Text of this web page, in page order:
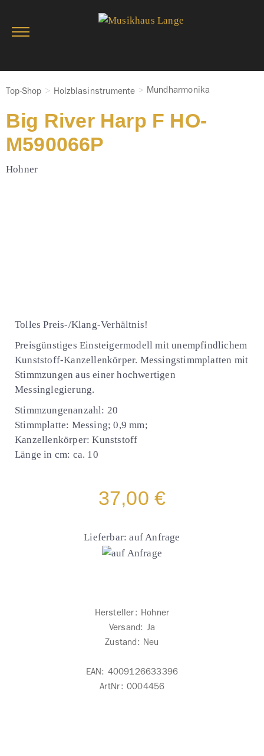
Top-Shop Holzblasinstrumente Mundharmonika
Big River Harp F HO-
M590066P
Hohner
Tolles Preis-/Klang-Verhältnis!
Preisgünstiges Einsteigermodell mit unempfindlichem
Kunststoff-Kanzellenkörper. Messingstimmplatten mit
Stimmzungen aus einer hochwertigen
Messinglegierung.
Stimmzungenanzahl: 20
Stimmplatte: Messing; 0,9 mm;
Kanzellenkörper: Kunststoff
Länge in cm: ca. 10
37,00 €
Lieferbar: auf Anfrage
Hersteller: Hohner
Versand: Ja
Zustand: Neu
EAN: 4009126633396
ArtNr: 0004456